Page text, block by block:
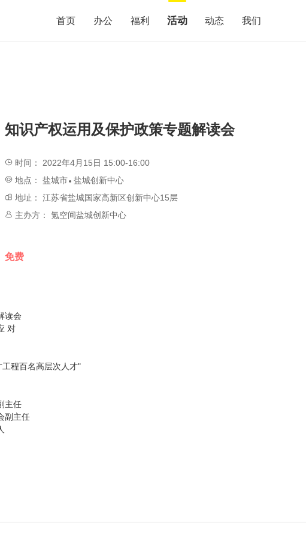
首页 办公 福利 活动 动态 我们
知识产权运用及保护政策专题解读会
时间：
2022年4月15日 15:00-16:00
地点：
盐城市
盐城创新中心
地址：
江苏省盐城国家高新区创新中心15层
主办方：
氪空间盐城创新中心
免费
读会
对
程百名高层次人才"
主任
副主任